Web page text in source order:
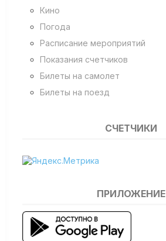
Кино
Погода
Расписание мероприятий
Показания счетчиков
Билеты на самолет
Билеты на поезд
СЧЕТЧИКИ
ПРИЛОЖЕНИЕ